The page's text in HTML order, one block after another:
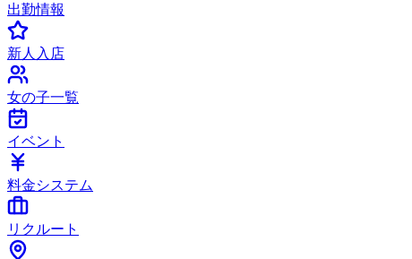
出勤情報
新人入店
女の子一覧
イベント
料金システム
リクルート